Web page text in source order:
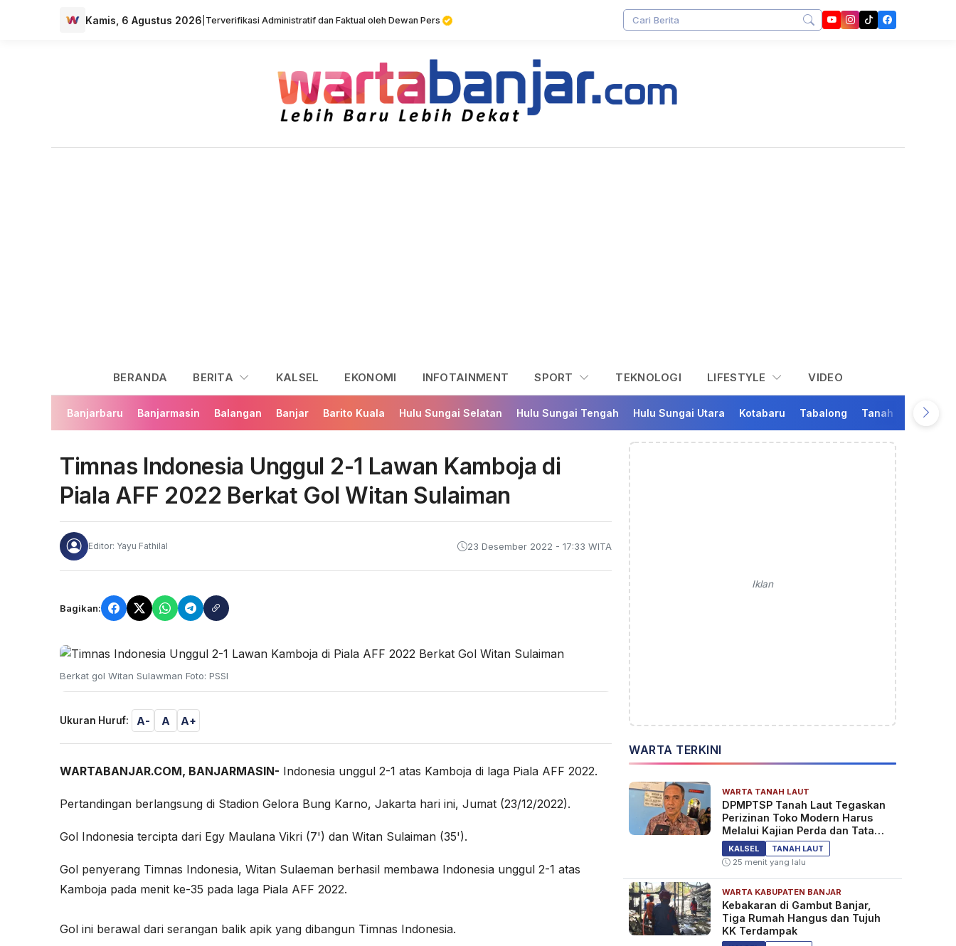
Kamis, 6 Agustus 2026 Terverifikasi Administratif dan Faktual oleh Dewan Pers
BERANDA BERITA KALSEL EKONOMI INFOTAINMENT SPORT TEKNOLOGI LIFESTYLE VIDEO
Banjarbaru Banjarmasin Balangan Banjar Barito Kuala Hulu Sungai Selatan Hulu Sungai Tengah Hulu Sungai Utara Kotabaru Tabalong Tanah Bumbu
Timnas Indonesia Unggul 2-1 Lawan Kamboja di
Piala AFF 2022 Berkat Gol Witan Sulaiman
Editor: Yayu Fathilal 23 Desember 2022 - 17:33 WITA
Bagikan:
Berkat gol Witan Sulawman Foto: PSSI
Ukuran Huruf: A- A A+
WARTABANJAR.COM, BANJARMASIN- Indonesia unggul 2-1 atas Kamboja di laga Piala AFF 2022.
Pertandingan berlangsung di Stadion Gelora Bung Karno, Jakarta hari ini, Jumat (23/12/2022).
Gol Indonesia tercipta dari Egy Maulana Vikri (7') dan Witan Sulaiman (35').
Gol penyerang Timnas Indonesia, Witan Sulaeman berhasil membawa Indonesia unggul 2-1 atas
Kamboja pada menit ke-35 pada laga Piala AFF 2022.
Gol ini berawal dari serangan balik apik yang dibangun Timnas Indonesia.
Iklan
WARTA TERKINI
WARTA TANAH LAUT
DPMPTSP Tanah Laut Tegaskan
Perizinan Toko Modern Harus
Melalui Kajian Perda dan Tata
Ruang
KALSEL
TANAH LAUT
25 menit yang lalu
WARTA KABUPATEN BANJAR
Kebakaran di Gambut Banjar,
Tiga Rumah Hangus dan Tujuh
KK Terdampak